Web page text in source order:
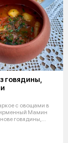
говядины,
с овощами в
Мамин
говядины,